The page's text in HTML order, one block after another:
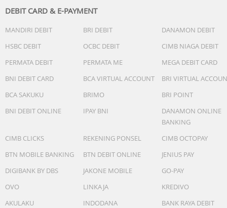
DEBIT CARD & E-PAYMENT
MANDIRI DEBIT BRI DEBIT
DANAMON DEBIT
HSBC DEBIT
OCBC DEBIT
CIMB NIAGA DEBIT
PERMATA DEBIT
PERMATA ME
MEGA DEBIT CARD
BNI DEBIT CARD
BCA VIRTUAL ACCOUNT
BRI VIRTUAL
BCA SAKUKU
BRIMO
BRI POINT
BNI DEBIT ONLINE
IPAY BNI
DANAMON ONLINE
BANKING
CIMB CLICKS
REKENING PONSEL
CIMB OCTOPAY
BTN MOBILE BANKING
BTN DEBIT ONLINE
JENIUS PAY
DIGIBANK BY DBS
JAKONE MOBILE
GO-PAY
OVO
LINKAJA
KREDIVO
AKULAKU
INDODANA BANK RAYA DEBIT